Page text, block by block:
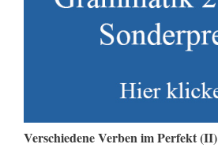
Verschiedene Verben im Perfekt (II)